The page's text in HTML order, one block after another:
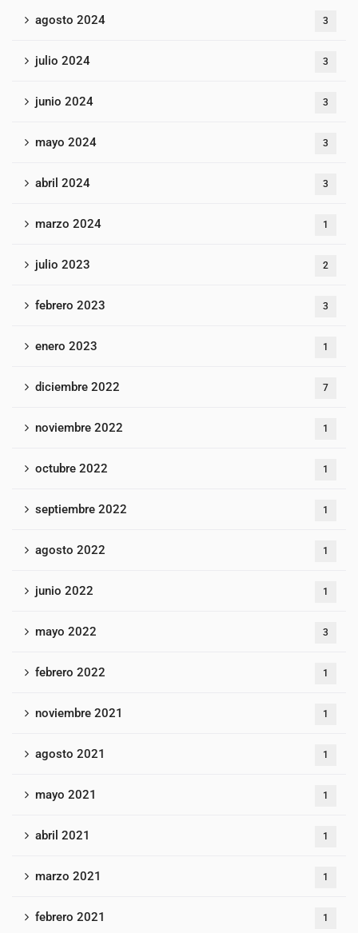
agosto 2024 3
julio 2024 3
junio 2024 3
mayo 2024 3
abril 2024 3
marzo 2024 1
julio 2023 2
febrero 2023 3
enero 2023 1
diciembre 2022 7
noviembre 2022 1
octubre 2022 1
septiembre 2022 1
agosto 2022 1
junio 2022 1
mayo 2022 3
febrero 2022 1
noviembre 2021 1
agosto 2021 1
mayo 2021 1
abril 2021 1
marzo 2021 1
febrero 2021 1